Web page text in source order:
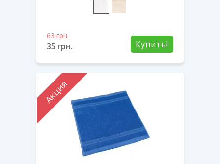
Купить!
63грн.
35 грн.
Акция